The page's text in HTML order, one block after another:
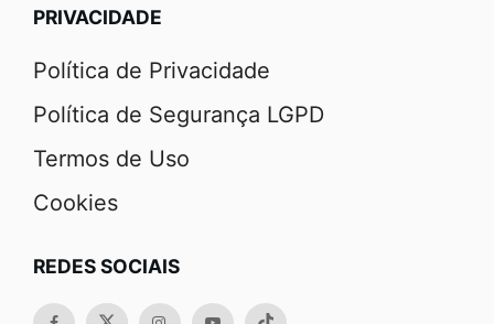
PRIVACIDADE
Política de Privacidade
Política de Segurança LGPD
Termos de Uso
Cookies
REDES SOCIAIS